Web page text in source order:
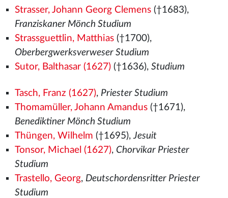
Strasser, Johann Georg Clemens(†1683),
Franziskaner Mönch Studium
Strassguettlin, Matthias(†1700),
Oberbergwerksverweser Studium
Sutor, Balthasar (1627)(†1636), Studium
Tasch, Franz (1627), Priester Studium
Thomamüller, Johann Amandus(†1671),
Benediktiner Mönch Studium
Thüngen, Wilhelm (†1695),Jesuit
Tonsor, Michael (1627), Chorvikar Priester
Studium
Trastello, Georg, Deutschordensritter Priester
Studium